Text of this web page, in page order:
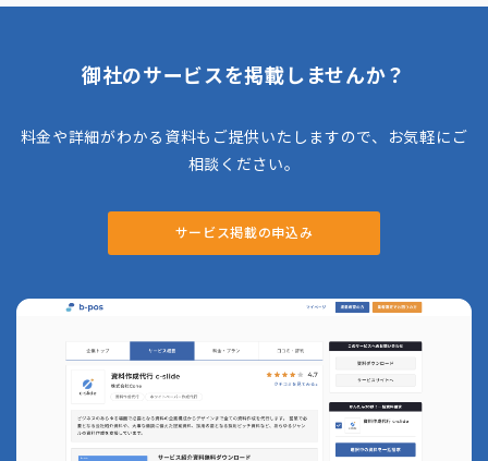
実際に、模擬講義を撮影・視聴し、自分自身を
客観視しながら行うので、課題を見つけながら
御社のサービスを掲載しませんか？
料金や詳細がわかる資料もご提供いたしますので、お気軽にご
相談ください。
サービス掲載の申込み